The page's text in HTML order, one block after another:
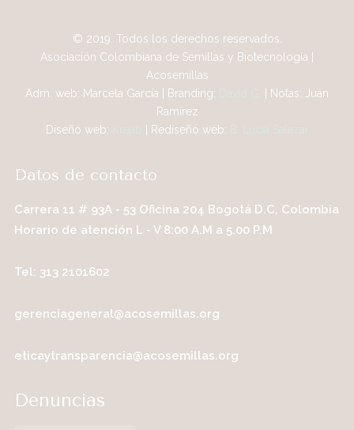
© 2019. Todos los derechos reservados.
Asociación Colombiana de Semillas y Biotecnología |
Acosemillas
Adm. web: Marcela García | Branding:
| Notas: Juan
Ramírez
Diseño web:
| Rediseño web:
Datos de contacto
Carrera 11 # 93A - 53 Oficina 204 Bogotá D.C, Colombia
Horario de atención L - V 8:00 A.M a 5.00 P.M
Tel: 313 2101602
gerenciageneral@acosemillas.org
eticaytransparencia@acosemillas.org
Denuncias